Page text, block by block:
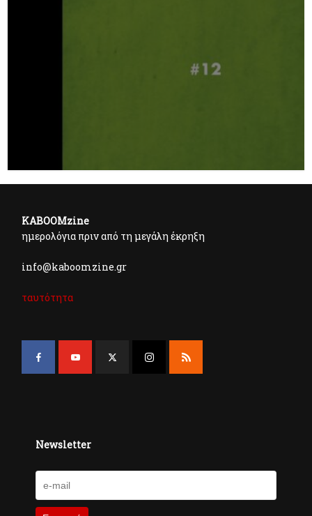
KABOOMzine
ημερολόγια πριν από τη μεγάλη έκρηξη
info@kaboomzine.gr
ταυτότητα
Newsletter